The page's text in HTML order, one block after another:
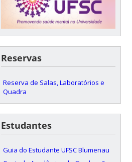
Reservas
Reserva de Salas, Laboratórios e
Quadra
Estudantes
Guia do Estudante UFSC Blumenau